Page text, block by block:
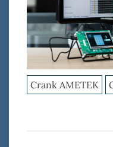
Crank AMETEK